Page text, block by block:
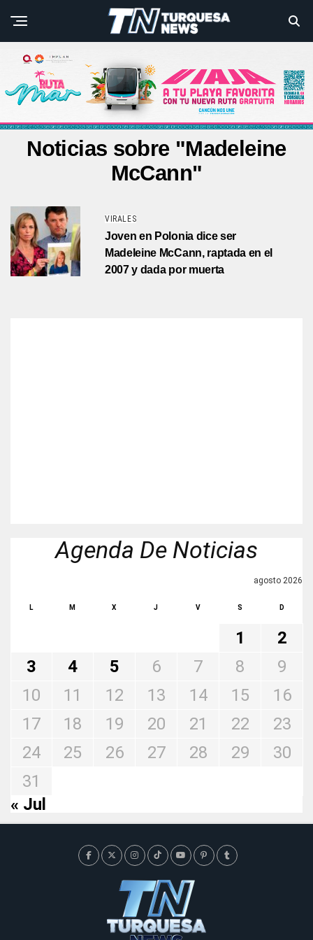
Noticias sobre "Madeleine
McCann"
VIRALES
Joven en Polonia dice ser
Madeleine McCann, raptada en el
2007 y dada por muerta
Agenda De Noticias
agosto 2026
L M X J V S D
1
2
3
4 5 6 7 8
9
10
11 12 13 14 15
16
17
18 19 20 21 22
23
24
25 26 27 28 29
30
31
« Jul